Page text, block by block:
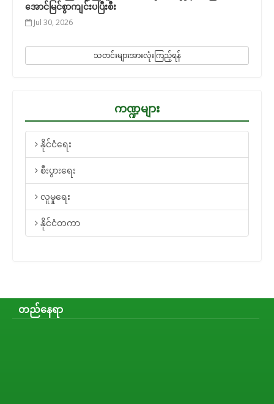
အောင်မြင်စွာကျင်းပပြီးစီး
Jul 30, 2026
သတင်းများအားလုံးကြည့်ရန်
ကဏ္ဍများ
နိုင်ငံရေး
စီးပွားရေး
လူမှုရေး
နိုင်ငံတကာ
တည်နေရာ